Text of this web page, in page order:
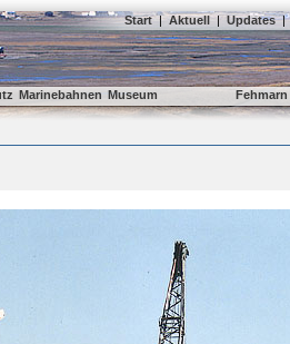
Start | Aktuell | Updates |
Marinebahnen Museum Fehmarn